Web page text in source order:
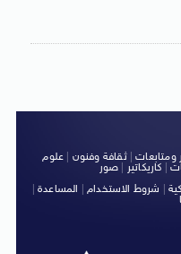
ومتابعات|ثقافة وفنون
علوم
كاريكاتير صور
شروط الاستخدام| المساعدة|